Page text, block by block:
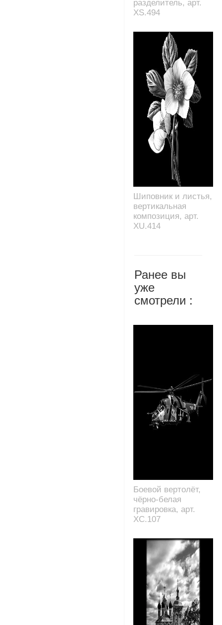
разделитель, арт.
XS.494
Шиповник и листья,
вертикальная
композиция, арт.
XU.414
Ранее вы
уже
смотрели :
Боевой вертолёт,
чёрно-белая
гравировка, арт.
XC.107